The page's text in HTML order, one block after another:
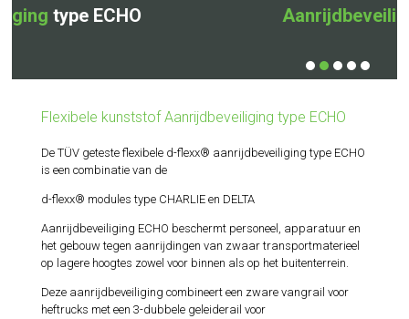
Aanrijdbeveiligingtype ECHO
Flexibele kunststof Aanrijdbeveiliging type ECHO
De TÜV geteste flexibele d-flexx® aanrijdbeveiliging type ECHO
is een combinatie van de
d-flexx® modules type CHARLIE en DELTA
Aanrijdbeveiliging ECHO beschermt personeel, apparatuur en
het gebouw tegen aanrijdingen van zwaar transportmaterieel
op lagere hoogtes zowel voor binnen als op het buitenterrein.
Deze aanrijdbeveiliging combineert een zware vangrail voor
heftrucks met een 3-dubbele geleiderail voor